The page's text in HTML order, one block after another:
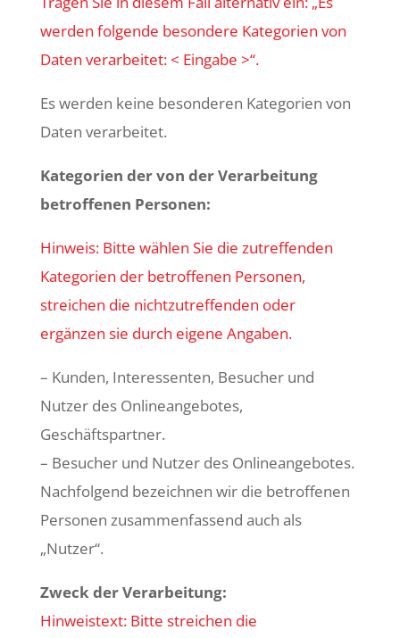
werden folgende besondere Kategorien von
Daten verarbeitet: < Eingabe >“.
Es werden keine besonderen Kategorien von
Daten verarbeitet.
Kategorien der von der Verarbeitung
betroffenen Personen:
Hinweis: Bitte wählen Sie die zutreffenden
Kategorien der betroffenen Personen,
streichen die nichtzutreffenden oder
ergänzen sie durch eigene Angaben.
– Kunden, Interessenten, Besucher und
Nutzer des Onlineangebotes,
Geschäftspartner.
– Besucher und Nutzer des Onlineangebotes.
Nachfolgend bezeichnen wir die betroffenen
Personen zusammenfassend auch als
„Nutzer“.
Zweck der Verarbeitung:
Hinweistext: Bitte streichen die